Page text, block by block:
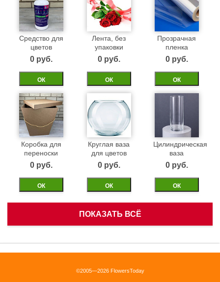
Средство для
цветов
0 pуб.
ОК
Лента, без
упаковки
0 pуб.
ОК
Прозрачная
пленка
0 pуб.
ОК
Коробка для
переноски
0 pуб.
ОК
Круглая ваза
для цветов
0 pуб.
ОК
Цилиндрическая
ваза
0 pуб.
ОК
коробка 40см
ПОКАЗАТЬ ВСЁ
©2005—2026 FlowersToday